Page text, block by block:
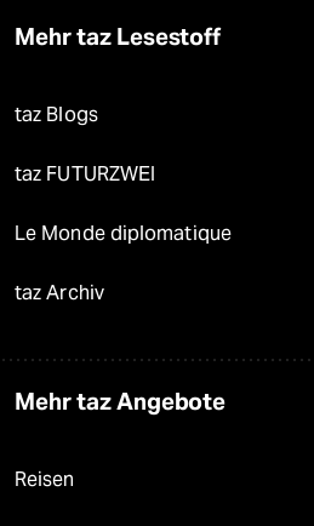
Mehr taz Lesestoff
taz Blogs
taz FUTURZWEI
Le Monde diplomatique
taz Archiv
Mehr taz Angebote
Reisen